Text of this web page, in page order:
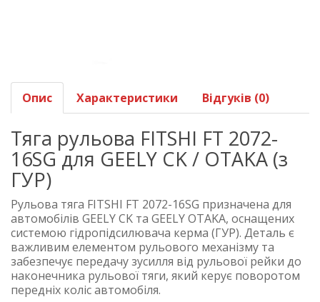
Опис Характеристики Відгуків (0)
Тяга рульова FITSHI FT 2072-
16SG для GEELY CK / OTAKA (з
ГУР)
Рульова тяга FITSHI FT 2072-16SG призначена для
автомобілів GEELY CK та GEELY OTAKA, оснащених
системою гідропідсилювача керма (ГУР). Деталь є
важливим елементом рульового механізму та
забезпечує передачу зусилля від рульової рейки до
наконечника рульової тяги, який керує поворотом
передніх коліс автомобіля.